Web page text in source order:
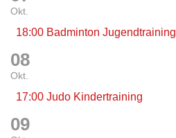
Okt.
18:00 Badminton Jugendtraining
08
Okt.
17:00 Judo Kindertraining
09